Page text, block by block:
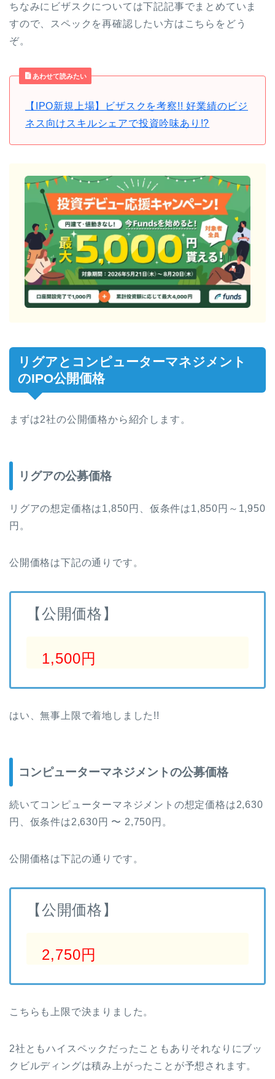
ちなみにビザスクについては下記記事でまとめていま
すので、スペックを再確認したい方はこちらをどう
ぞ。
あわせて読みたい
【IPO新規上場】ビザスクを考察!! 好業績のビジ
ネス向けスキルシェアで投資吟味あり!?
リグアとコンピューターマネジメント
のIPO公開価格
まずは2社の公開価格から紹介します。
リグアの公募価格
リグアの想定価格は1,850円、仮条件は1,850円～1,950
円。
公開価格は下記の通りです。
【公開価格】
1,500円
はい、無事上限で着地しました!!
コンピューターマネジメントの公募価格
続いてコンピューターマネジメントの想定価格は2,630
円、仮条件は2,630円 〜 2,750円。
公開価格は下記の通りです。
【公開価格】
2,750円
こちらも上限で決まりました。
2社ともハイスペックだったこともありそれなりにブッ
クビルディングは積み上がったことが予想されます。